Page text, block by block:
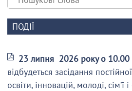
ПОДІЇ
23 липня 2026 року о 10.00
відбудеться засідання
освіти, інновацій, молоді, сім’ї